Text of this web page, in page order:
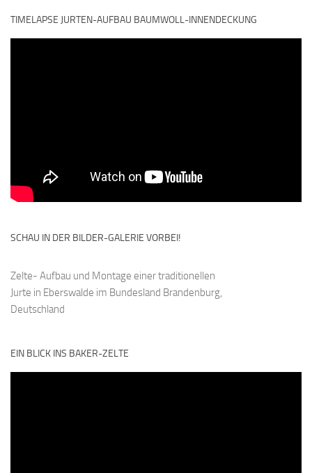
TIMELAPSE JURTEN-AUFBAU BAUMWOLL-INNENDECKUNG
SCHAU IN DER BILDER-GALERIE VORBEI!
Zelte- Aufbau und Montage einer traditionellen
Jurte in Eberswalde im Bundesland Brandenburg,
Deutschland
EIN BLICK INS BAKER-ZELTE